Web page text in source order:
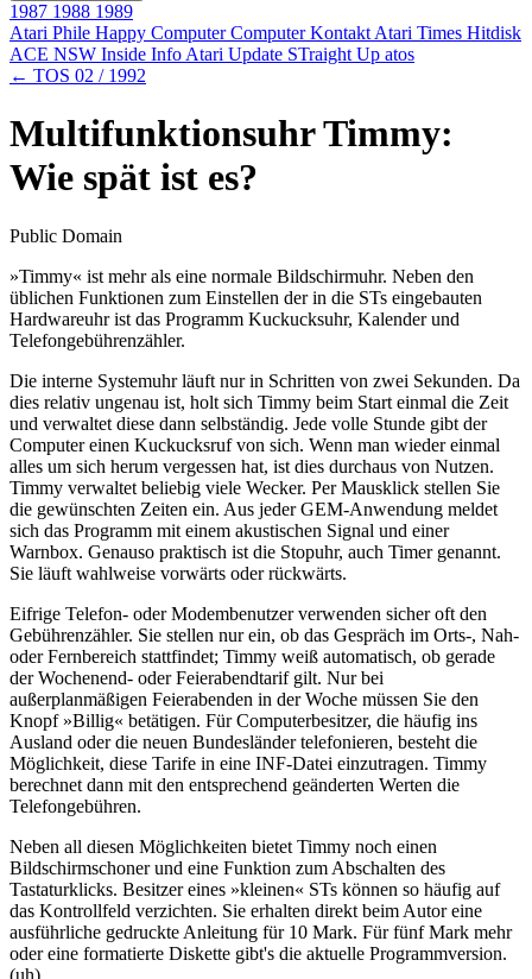
1987 1988 1989
Atari Phile Happy ComputerComputer Kontakt Atari Times Hitdisk
ACE NSW Inside Info Atari Update STraight Up atos
← TOS 02 / 1992
Multifunktionsuhr Timmy:
Wie spät ist es?
Public Domain
»Timmy« ist mehr als eine normale Bildschirmuhr. Neben den
üblichen Funktionen zum Einstellen der in die STs eingebauten
Hardwareuhr ist das Programm Kuckucksuhr, Kalender und
Telefongebührenzähler.
Die interne Systemuhr läuft nur in Schritten von zwei Sekunden. Da
dies relativ ungenau ist, holt sich Timmy beim Start einmal die Zeit
und verwaltet diese dann selbständig. Jede volle Stunde gibt der
Computer einen Kuckucksruf von sich. Wenn man wieder einmal
alles um sich herum vergessen hat, ist dies durchaus von Nutzen.
Timmy verwaltet beliebig viele Wecker. Per Mausklick stellen Sie
die gewünschten Zeiten ein. Aus jeder GEM-Anwendung meldet
sich das Programm mit einem akustischen Signal und einer
Warnbox. Genauso praktisch ist die Stopuhr, auch Timer genannt.
Sie läuft wahlweise vorwärts oder rückwärts.
Eifrige Telefon- oder Modembenutzer verwenden sicher oft den
Gebührenzähler. Sie stellen nur ein, ob das Gespräch im Orts-, Nah-
oder Fernbereich stattfindet; Timmy weiß automatisch, ob gerade
der Wochenend- oder Feierabendtarif gilt. Nur bei
außerplanmäßigen Feierabenden in der Woche müssen Sie den
Knopf »Billig« betätigen. Für Computerbesitzer, die häufig ins
Ausland oder die neuen Bundesländer telefonieren, besteht die
Möglichkeit, diese Tarife in eine INF-Datei einzutragen. Timmy
berechnet dann mit den entsprechend geänderten Werten die
Telefongebühren.
Neben all diesen Möglichkeiten bietet Timmy noch einen
Bildschirmschoner und eine Funktion zum Abschalten des
Tastaturklicks. Besitzer eines »kleinen« STs können so häufig auf
das Kontrollfeld verzichten. Sie erhalten direkt beim Autor eine
ausführliche gedruckte Anleitung für 10 Mark. Für fünf Mark mehr
oder eine formatierte Diskette gibt's die aktuelle Programmversion.
(uh)